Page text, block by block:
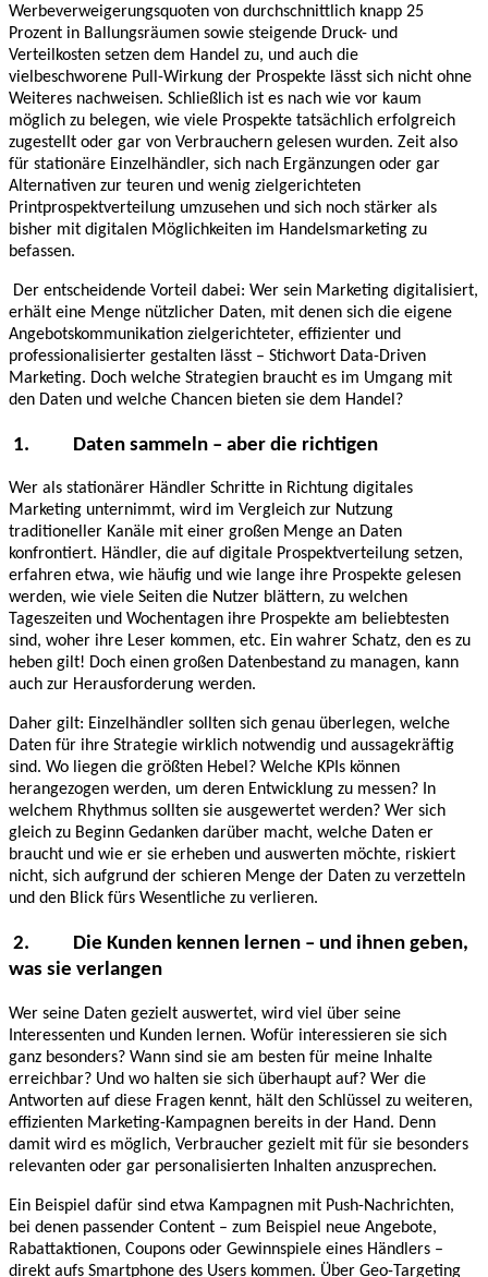
Werbeverweigerungsquoten von durchschnittlich knapp 25
Prozent in Ballungsräumen sowie steigende Druck- und
Verteilkosten setzen dem Handel zu, und auch die
vielbeschworene Pull-Wirkung der Prospekte lässt sich nicht ohne
Weiteres nachweisen. Schließlich ist es nach wie vor kaum
möglich zu belegen, wie viele Prospekte tatsächlich erfolgreich
zugestellt oder gar von Verbrauchern gelesen wurden. Zeit also
für stationäre Einzelhändler, sich nach Ergänzungen oder gar
Alternativen zur teuren und wenig zielgerichteten
Printprospektverteilung umzusehen und sich noch stärker als
bisher mit digitalen Möglichkeiten im Handelsmarketing zu
befassen.
Der entscheidende Vorteil dabei: Wer sein Marketing digitalisiert,
erhält eine Menge nützlicher Daten, mit denen sich die eigene
Angebotskommunikation zielgerichteter, effizienter und
professionalisierter gestalten lässt – Stichwort Data-Driven
Marketing. Doch welche Strategien braucht es im Umgang mit
den Daten und welche Chancen bieten sie dem Handel?
1. Daten sammeln – aber die richtigen
Wer als stationärer Händler Schritte in Richtung digitales
Marketing unternimmt, wird im Vergleich zur Nutzung
traditioneller Kanäle mit einer großen Menge an Daten
konfrontiert. Händler, die auf digitale Prospektverteilung setzen,
erfahren etwa, wie häufig und wie lange ihre Prospekte gelesen
werden, wie viele Seiten die Nutzer blättern, zu welchen
Tageszeiten und Wochentagen ihre Prospekte am beliebtesten
sind, woher ihre Leser kommen, etc. Ein wahrer Schatz, den es zu
heben gilt! Doch einen großen Datenbestand zu managen, kann
auch zur Herausforderung werden.
Daher gilt: Einzelhändler sollten sich genau überlegen, welche
Daten für ihre Strategie wirklich notwendig und aussagekräftig
sind. Wo liegen die größten Hebel? Welche KPIs können
herangezogen werden, um deren Entwicklung zu messen? In
welchem Rhythmus sollten sie ausgewertet werden? Wer sich
gleich zu Beginn Gedanken darüber macht, welche Daten er
braucht und wie er sie erheben und auswerten möchte, riskiert
nicht, sich aufgrund der schieren Menge der Daten zu verzetteln
und den Blick fürs Wesentliche zu verlieren.
2.
Die Kunden kennen lernen – und ihnen geben,
was sie verlangen
Wer seine Daten gezielt auswertet, wird viel über seine
Interessenten und Kunden lernen. Wofür interessieren sie sich
ganz besonders? Wann sind sie am besten für meine Inhalte
erreichbar? Und wo halten sie sich überhaupt auf? Wer die
Antworten auf diese Fragen kennt, hält den Schlüssel zu weiteren,
effizienten Marketing-Kampagnen bereits in der Hand. Denn
damit wird es möglich, Verbraucher gezielt mit für sie besonders
relevanten oder gar personalisierten Inhalten anzusprechen.
Ein Beispiel dafür sind etwa Kampagnen mit Push-Nachrichten,
bei denen passender Content – zum Beispiel neue Angebote,
Rabattaktionen, Coupons oder Gewinnspiele eines Händlers –
direkt aufs Smartphone des Users kommen. Über Geo-Targeting